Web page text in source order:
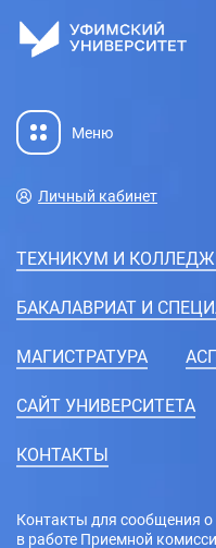
Меню
Личный кабинет
ТЕХНИКУМ И
БАКАЛАВРИАТ И
МАГИСТРАТУРА
CАЙТ УНИВЕРСИТЕТА
КОНТАКТЫ
Контакты для сообщения
в работе Приемной